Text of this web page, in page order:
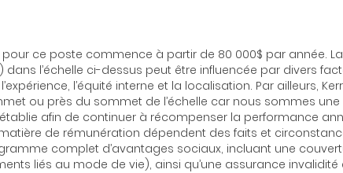
pour ce poste commence à partir de 80 000$ par année.
l’échelle ci-dessus peut être influencée par divers
l’équité interne et la localisation. Par ailleurs,
ou près du sommet de l’échelle car nous sommes
afin de continuer à récompenser la performance
de rémunération dépendent des faits et
complet d’avantages sociaux, incluant une
liés au mode de vie), ainsi qu’une assurance invalidité